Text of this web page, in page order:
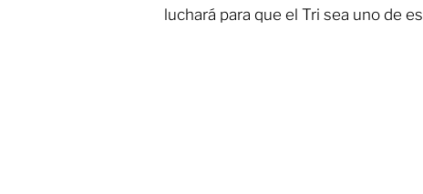
luchará para que el Tri sea uno de